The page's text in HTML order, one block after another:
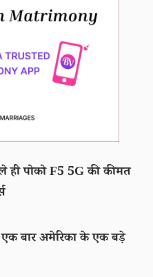
पोको F5 5G की कीमत
बार अमेरिका के एक बड़े